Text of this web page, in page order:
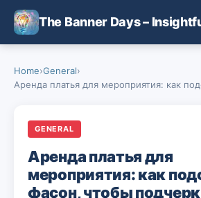
Skip to main content
The Banner Days –
Home›General›
Аренда платья для мероприятия: как
GENERAL
Аренда платья для
мероприятия: как
фасон, чтобы